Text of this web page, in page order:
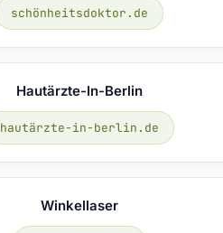
schönheitsdoktor.de
Hautärzte-In-Berlin
hautärzte-in-berlin.de
Winkellaser